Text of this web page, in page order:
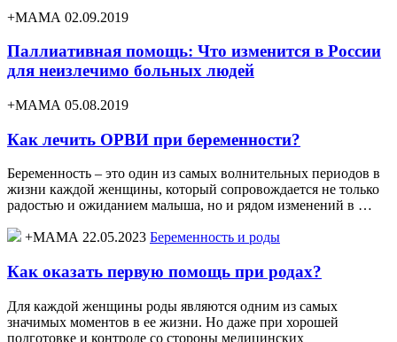
+МАМА 02.09.2019
Паллиативная помощь: Что изменится в России
для неизлечимо больных людей
+МАМА 05.08.2019
Как лечить ОРВИ при беременности?
Беременность – это один из самых волнительных периодов в
жизни каждой женщины, который сопровождается не только
радостью и ожиданием малыша, но и рядом изменений в …
+МАМА 22.05.2023 Беременность и роды
Как оказать первую помощь при родах?
Для каждой женщины роды являются одним из самых
значимых моментов в ее жизни. Но даже при хорошей
подготовке и контроле со стороны медицинских